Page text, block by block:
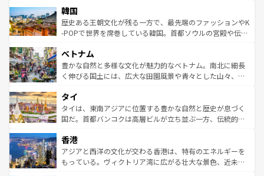
ワイを、存分に味わってほしい。 なお、新着のハワイ情報
はコンテンツ一覧を参照してほしい。
いる。アクティビティも充実しており、サーフィンやダイ
ビング、ハイキングなど、アウトドア好きにはたまらな
い。オーストラリアの多彩な魅力を存分に味わいつくそ
参照してほしい。
ン）、静ひつな山岳地帯である台湾東部など、都市の喧騒
と山間の静けさが共存しており、訪れる人に新しい発見と
驚きをもたらしてくれる。また、奥深い台湾の食文化も魅
容にもいいと評判のスイーツなど、バラエティ豊かな料理
が味わえる。 なお、新着の台湾情報は コンテンツ一覧を参
照してほしい。
韓国
歴史ある王朝文化が残る一方で、最先端のファッションやK
-POPで世界を席巻している韓国。首都ソウルの宮殿や伝統
き、地方に足を延ばせば四季折々の自然美を楽しむことが
できる。そして、キムチや焼肉、絶品のストリートフード
まで、さまざまな韓国料理が待っている。夜には、韓国な
リティに包まれながら、韓国の多彩な魅力を心ゆくまで味
わってみてほしい。 なお、新着の韓国情報はコンテンツ一
覧を参照してほしい。
ベトナム
豊かな自然と多様な文化が魅力的なベトナム。南北に細長
く伸びる国土には、広大な田園風景や青々とした山々、世
急速な発展と共に伝統が息づく。ハノイの古い町並みやホ
ーチミン市のフランス統治時代の建物も、独特の雰囲気を
醸し出している。また、バラエティの豊かさとおいしさで
とつ。フォーやバインミー、ベトナムコーヒーなどは、ぜ
ひ現地で味わいたい。どの地域を訪れてもあたたかい人々
が旅行者を迎えてくれるので、きっと忘れられない旅にな
タイ
タイは、東南アジアに位置する豊かな自然と歴史が息づく
国だ。首都バンコクは高層ビルが立ち並ぶ一方、伝統的な
の活気が交差している。北部ではチェンマイなどの山岳地
帯で自然と触れ合い、南部ではプーケットやクラビの美し
いビーチでリゾート気分を楽しむことができる。タイ料理
香港
アジアと西洋の文化が交わる香港は、特有のエネルギーを
もっている。ヴィクトリア湾に広がる壮大な景色、近未来